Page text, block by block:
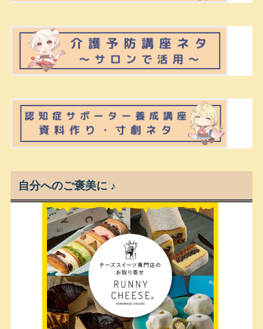
自分へのご褒美に ♪